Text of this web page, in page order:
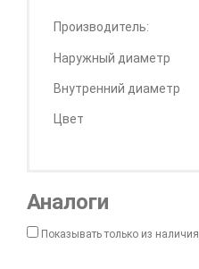
Производитель:
Наружный диаметр
Внутренний диаметр
Цвет
Аналоги
Показывать только из наличия